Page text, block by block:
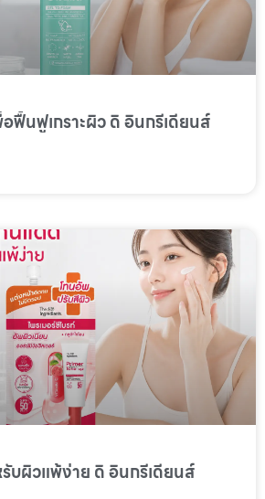
ฟื้นฟูเกราะผิว ดิ อินกรีเดียนส์
บผิวแพ้ง่าย ดิ อินกรีเดียนส์